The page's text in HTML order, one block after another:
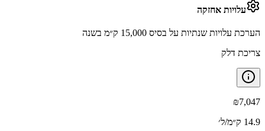
עלויות אחזקה
הערכת עלויות שנתיות על בסיס 15,000 ק״מ בשנה
צריכת דלק
₪7,047
14.9 ק״מ/ל׳